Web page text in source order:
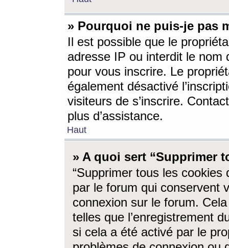
» Pourquoi ne puis-je pas
Il est possible que le
adresse IP ou interdit le nom
pour vous inscrire. Le
également désactivé
visiteurs de s’inscrire.
plus d’assistance.
Haut
» A quoi sert “Supprimer
“Supprimer tous les cookies
par le forum qui conservent
connexion sur le forum.
telles que l’enregistrement
si cela a été activé par le